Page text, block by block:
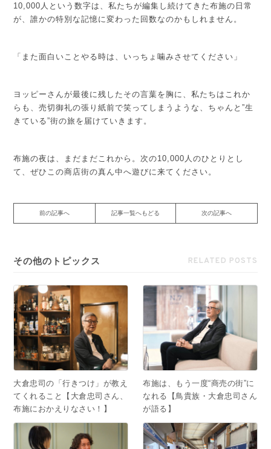
10,000人という数字は、私たちが編集し続けてきた布施の日常
が、誰かの特別な記憶に変わった回数なのかもしれません。
「また面白いことやる時は、いっちょ噛みさせてください」
ヨッピーさんが最後に残したその言葉を胸に、私たちはこれか
らも、売切御礼の張り紙前で笑ってしまうような、ちゃんと”生
きている”街の旅を届けていきます。
布施の夜は、まだまだこれから。 次の10,000人のひとりとし
て、ぜひこの商店街の真ん中へ遊びに来てください。
前の記事へ 記事一覧へもどる 次の記事へ
その他のトピックス RELATED POSTS
大倉忠司の「行きつけ」が教え
てくれること【大倉忠司さん、
布施におかえりなさい！】
布施は、もう一度“商売の街”に
なれる【鳥貴族・大倉忠司さん
が語る】